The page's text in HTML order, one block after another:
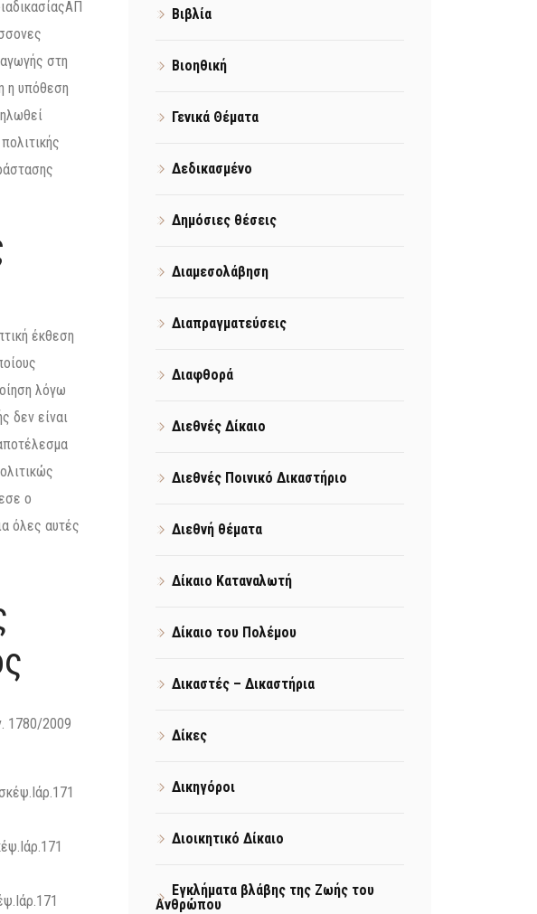
στη
η υπόθεση
έκθεση
λόγω
δεν είναι
ο
όλες αυτές
1780/2009
Βιβλία
Βιοηθική
Γενικά Θέματα
Δεδικασμένο
Δημόσιες θέσεις
Διαμεσολάβηση
Διαπραγματεύσεις
Διαφθορά
Διεθνές Δίκαιο
Διεθνές Ποινικό Δικαστήριο
Διεθνή θέματα
Δίκαιο Καταναλωτή
Δίκαιο του Πολέμου
Δικαστές – Δικαστήρια
Δίκες
Δικηγόροι
Διοικητικό Δίκαιο
Εγκλήματα βλάβης της Ζωής του
Ανθρώπου